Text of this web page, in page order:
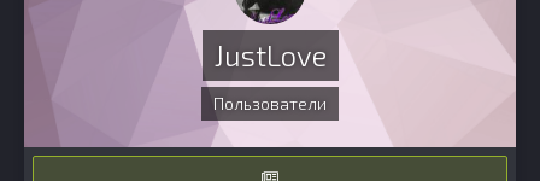
JustLove
Пользователи